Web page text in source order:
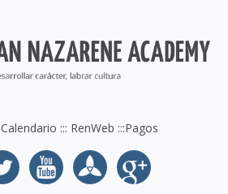
Calendario ::: RenWeb :::Pagos